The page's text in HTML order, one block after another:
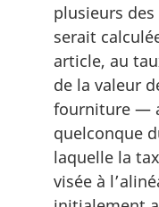
plusieurs
serait
article, au
de la valeur
fourniture —
quelconque
laquelle la
visée à